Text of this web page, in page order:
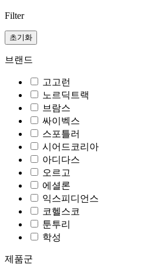
Filter
초기화
브랜드
고고런
노르딕트랙
브람스
싸이벡스
스포틀러
시어드코리아
아디다스
오르고
에셜론
익스피디언스
코헬스코
툰투리
학성
제품군